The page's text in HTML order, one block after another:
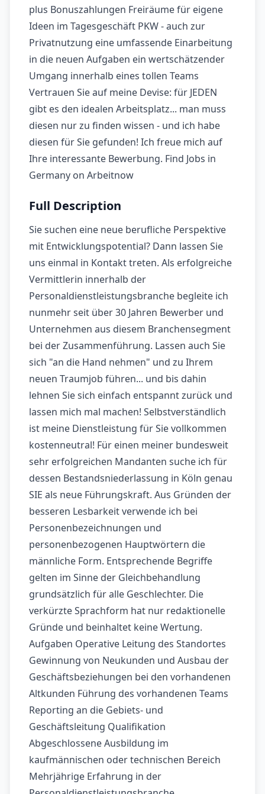
plus Bonuszahlungen Freiräume für eigene
Ideen im Tagesgeschäft PKW - auch zur
Privatnutzung eine umfassende Einarbeitung
in die neuen Aufgaben ein wertschätzender
Umgang innerhalb eines tollen Teams
Vertrauen Sie auf meine Devise: für JEDEN
gibt es den idealen Arbeitsplatz... man muss
diesen nur zu finden wissen - und ich habe
diesen für Sie gefunden! Ich freue mich auf
Ihre interessante Bewerbung. Find Jobs in
Germany on Arbeitnow
Full Description
Sie suchen eine neue berufliche Perspektive
mit Entwicklungspotential? Dann lassen Sie
uns einmal in Kontakt treten. Als erfolgreiche
Vermittlerin innerhalb der
Personaldienstleistungsbranche begleite ich
nunmehr seit über 30 Jahren Bewerber und
Unternehmen aus diesem Branchensegment
bei der Zusammenführung. Lassen auch Sie
sich "an die Hand nehmen" und zu Ihrem
neuen Traumjob führen... und bis dahin
lehnen Sie sich einfach entspannt zurück und
lassen mich mal machen! Selbstverständlich
ist meine Dienstleistung für Sie vollkommen
kostenneutral! Für einen meiner bundesweit
sehr erfolgreichen Mandanten suche ich für
dessen Bestandsniederlassung in Köln genau
SIE als neue Führungskraft. Aus Gründen der
besseren Lesbarkeit verwende ich bei
Personenbezeichnungen und
personenbezogenen Hauptwörtern die
männliche Form. Entsprechende Begriffe
gelten im Sinne der Gleichbehandlung
grundsätzlich für alle Geschlechter. Die
verkürzte Sprachform hat nur redaktionelle
Gründe und beinhaltet keine Wertung.
Aufgaben Operative Leitung des Standortes
Gewinnung von Neukunden und Ausbau der
Geschäftsbeziehungen bei den vorhandenen
Altkunden Führung des vorhandenen Teams
Reporting an die Gebiets- und
Geschäftsleitung Qualifikation
Abgeschlossene Ausbildung im
kaufmännischen oder technischen Bereich
Mehrjährige Erfahrung in der